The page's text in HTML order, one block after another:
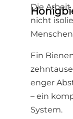
Die
nicht
Ein
enger
– ein
System.